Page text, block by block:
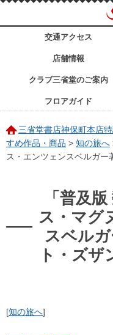
交通アクセス
店舗情報
クラブ三省堂のご案内
フロアガイド
三省堂書店神保町本店
すめ作品・商品 > 知の旅へ
ス・エンツェンスベルガ
「普及
ス・マグ
スベル
ト・ズ
[知の旅へ]